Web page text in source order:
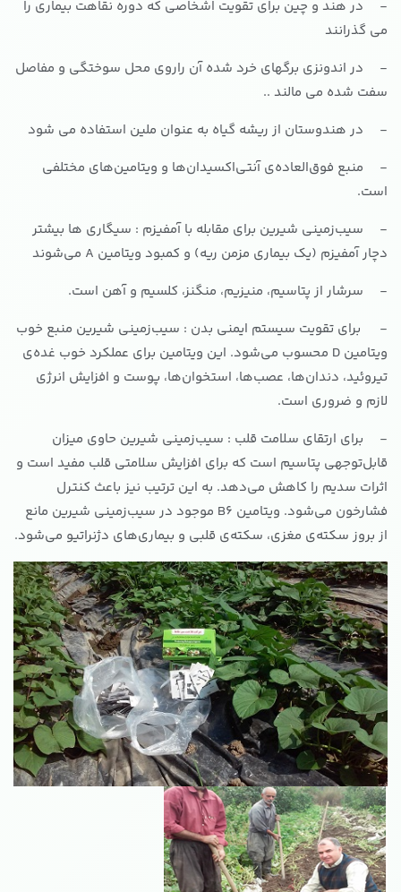
- در هند و چین برای تقویت اشخاصی که دوره نقاهت بیماری را
می گذرانند
- در اندونزی برگهای خرد شده آن راروی محل سوختگی و مفاصل
سفت شده می مالند ..
- در هندوستان از ریشه گیاه به عنوان ملین استفاده می شود
- منبع فوق‌العاده‌ی آنتی‌اکسیدان‌ها و ویتامین‌های مختلفی
است.
- سیب‌زمینی شیرین برای مقابله با آمفیزم : سیگاری ها بیشتر
دچار آمفیزم (یک بیماری مزمن ریه) و کمبود ویتامین A می‌شوند
- سرشار از پتاسیم، منیزیم، منگنز، کلسیم و آهن است.
- برای تقویت سیستم ایمنی بدن : سیب‌زمینی شیرین منبع خوب
ویتامین D محسوب می‌شود. این ویتامین برای عملکرد خوب غده‌ی
تیروئید، دندان‌ها، عصب‌ها، استخوان‌ها، پوست و افزایش انرژی
لازم و ضروری است.
- برای ارتقای سلامت قلب : سیب‌زمینی شیرین حاوی میزان
قابل‌توجهی پتاسیم است که برای افزایش سلامتی قلب مفید است و
اثرات سدیم را کاهش می‌دهد. به این ترتیب نیز باعث کنترل
فشارخون می‌شود. ویتامین B6 موجود در سیب‌زمینی شیرین مانع
از بروز سکته‌ی مغزی، سکته‌ی قلبی و بیماری‌های دژنراتیو می‌شود.